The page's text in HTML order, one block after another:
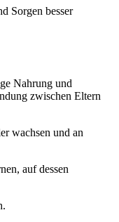
Sorgen besser
Nahrung und
zwischen Eltern
wachsen und an
auf dessen